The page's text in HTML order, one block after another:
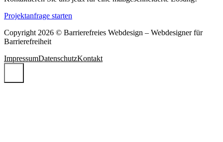
Projektanfrage starten
Copyright 2026 © Barrierefreies Webdesign – Webdesigner für
Barrierefreiheit
ImpressumDatenschutzKontakt